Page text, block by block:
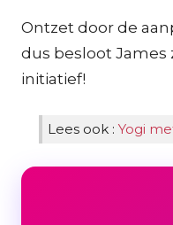
Ontzet door de
dus besloot James
initiatief!
Lees ook : Yogi